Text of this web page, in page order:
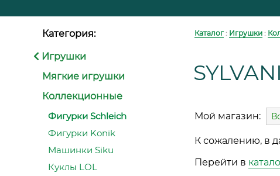
Категория:
Игрушки
Мягкие игрушки
Коллекционные
Фигурки Schleich
Фигурки Konik
Машинки Siku
Куклы LOL
Каталог: Игрушки :
Мой магазин:
К сожалению, в
Перейти в